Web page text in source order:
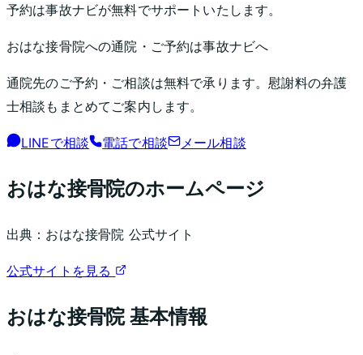
予約は事故ナビが無料でサポートいたします。
おはな接骨院への通院・ご予約は事故ナビへ
通院先のご予約・ご相談は無料で承ります。慰謝料の弁護
士相談もまとめてご案内します。
LINEで相談 電話で相談 メール相談
おはな接骨院のホームページ
出典： おはな接骨院 公式サイト
公式サイトを見る
おはな接骨院基本情報